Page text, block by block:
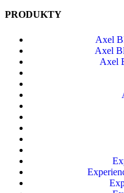
PRODUKTY
Axel
Axel
Axel